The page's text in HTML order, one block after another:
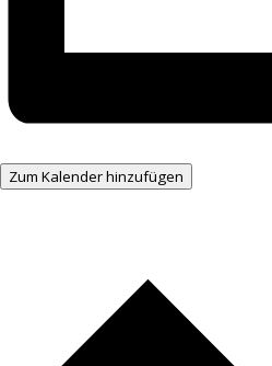
Zum Kalender hinzufügen